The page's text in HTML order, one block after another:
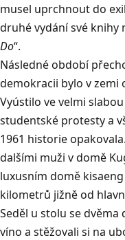
musel uprchnout do
druhé vydání své knihy
Do“.
Následné období
demokracii bylo v
Vyústilo ve velmi
studentské protesty a
1961 historie
dalšími muži v domě
luxusním domě
kilometrů jižně od
Seděl u stolu se
víno a stěžovali si na